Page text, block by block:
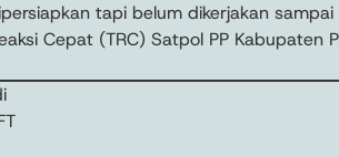
tapi belum dikerjakan
Cepat (TRC) Satpol PP Kabupaten